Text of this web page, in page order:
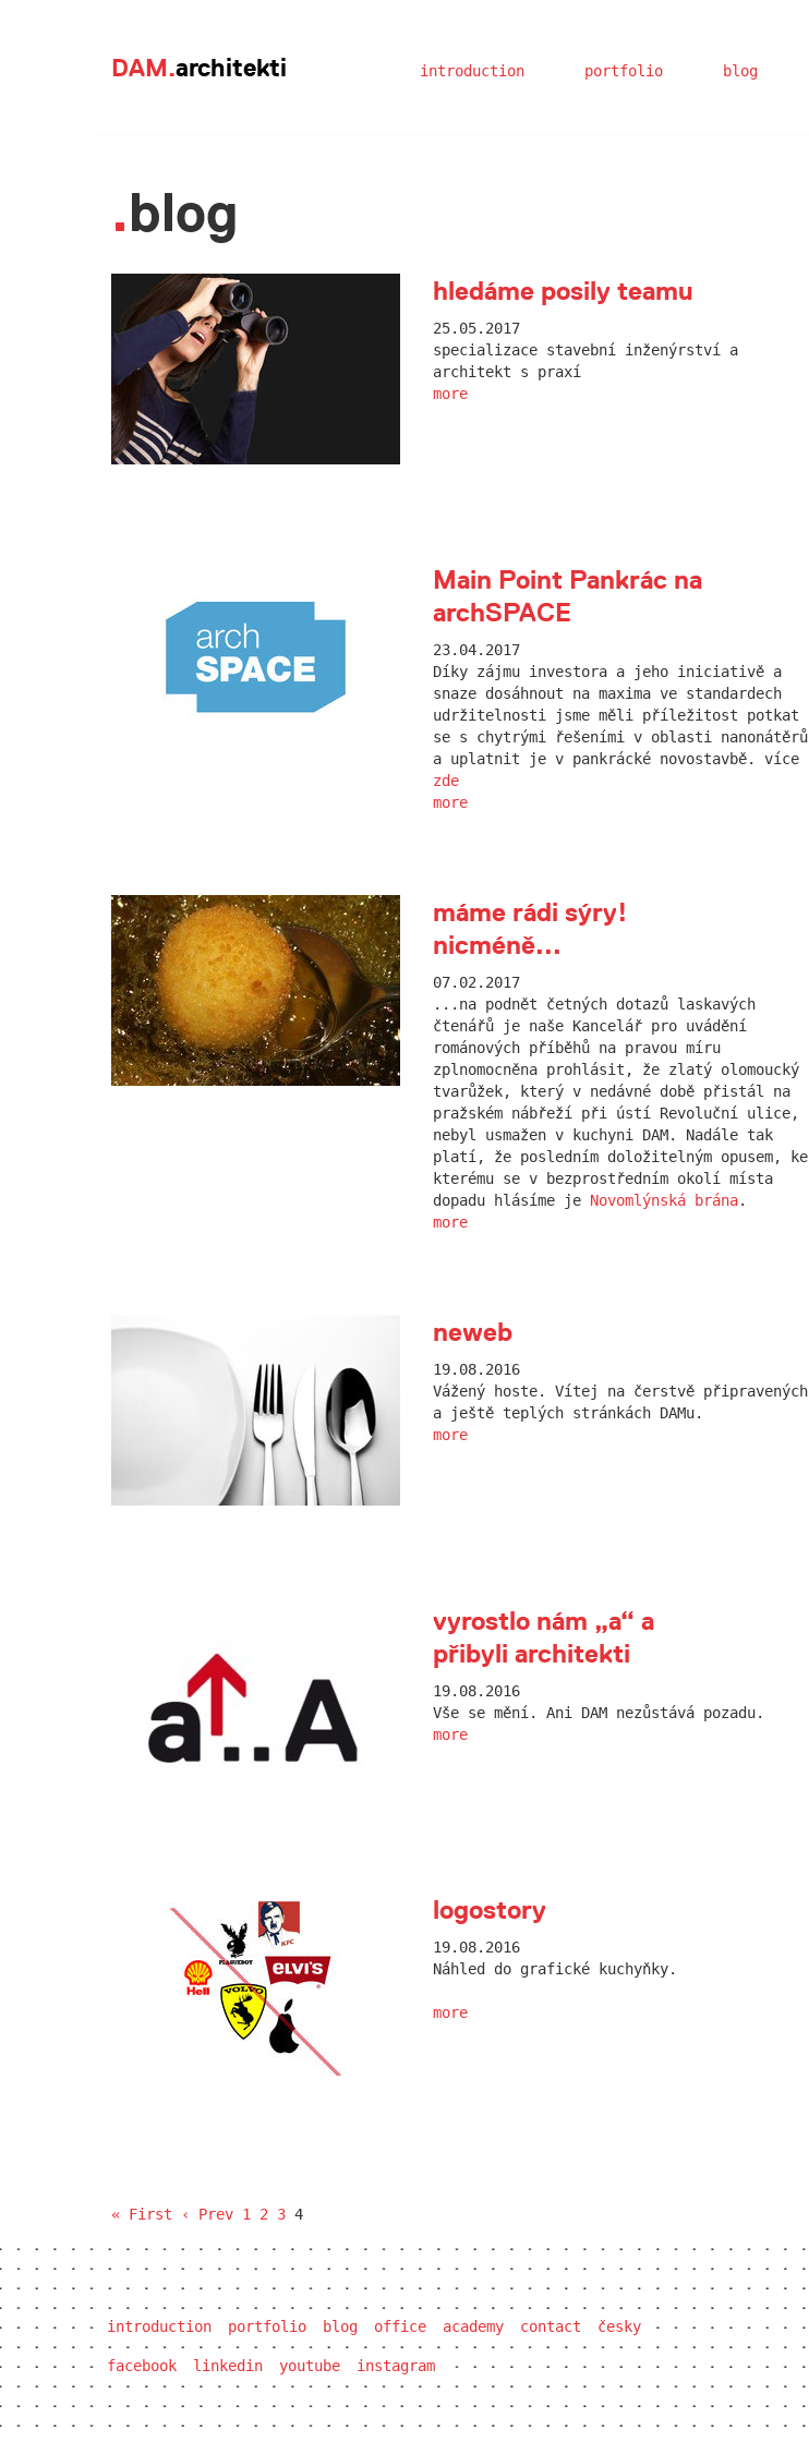
DAM.architekti introduction portfolio blog
blog
hledáme posily teamu
25.05.2017
specializace stavební inženýrství a
architekt s praxí
more
Main Point Pankrác na
archSPACE
23.04.2017
Díky zájmu investora a jeho iniciativě a
snaze dosáhnout na maxima ve standardech
udržitelnosti jsme měli příležitost potkat
se s chytrými řešeními v oblasti nanonátěrů
a uplatnit je v pankrácké novostavbě. více
zde
more
máme rádi sýry!
nicméně...
07.02.2017
...na podnět četných dotazů laskavých
čtenářů je naše Kancelář pro uvádění
románových příběhů na pravou míru
zplnomocněna prohlásit, že zlatý olomoucký
tvarůžek, který v nedávné době přistál na
pražském nábřeží při ústí Revoluční ulice,
nebyl usmažen v kuchyni DAM. Nadále tak
platí, že posledním doložitelným opusem, ke
kterému se v bezprostředním okolí místa
dopadu hlásíme je Novomlýnská brána.
more
neweb
19.08.2016
Vážený hoste. Vítej na čerstvě připravených
a ještě teplých stránkách DAMu.
more
vyrostlo nám „a“ a
přibyli architekti
19.08.2016
Vše se mění. Ani DAM nezůstává pozadu.
more
logostory
19.08.2016
Náhled do grafické kuchyňky.
more
« First ‹ Prev 1 2 3 4
introduction portfolio blog office academy contact česky
facebook linkedin youtube instagram